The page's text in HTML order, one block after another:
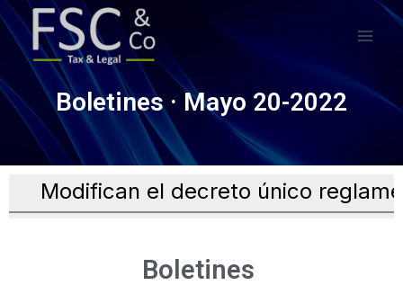
Boletines · Mayo 20-2022
Modifican el decreto único
Boletines